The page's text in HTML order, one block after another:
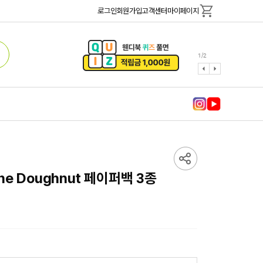
로그인회원가입고객센터 마이페이지
1/2
Doughnut 페이퍼백 3종